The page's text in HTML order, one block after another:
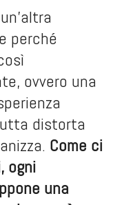
perché
ovvero una
distorta
Come ci
ogni
una